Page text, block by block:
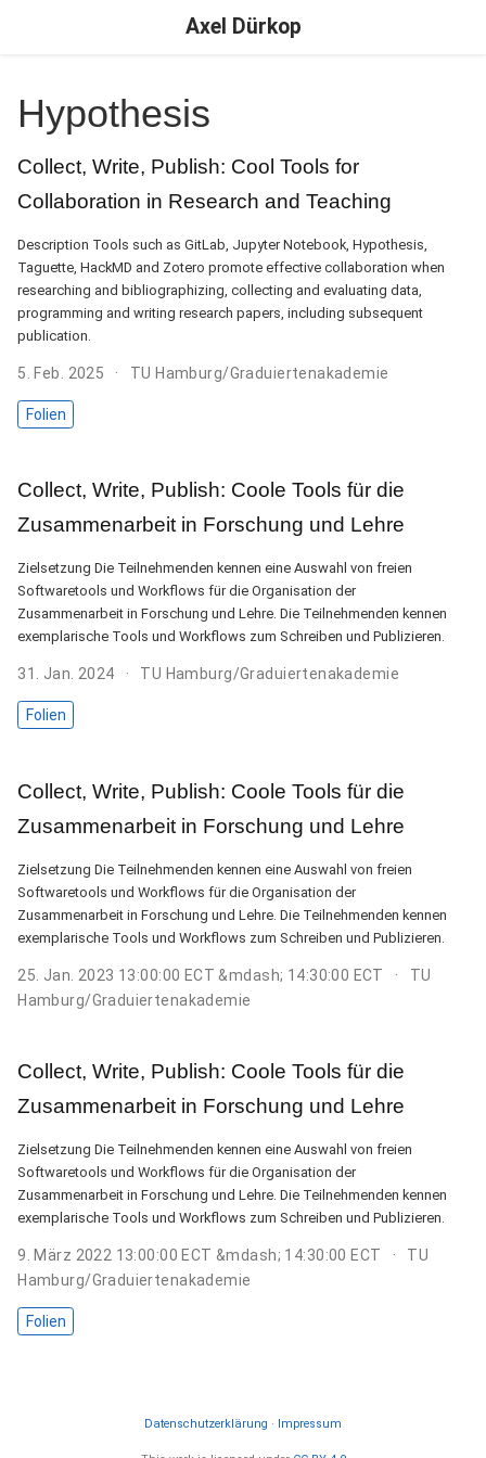
Axel Dürkop
Hypothesis
Collect, Write, Publish: Cool Tools for
Collaboration in Research and Teaching
Description Tools such as GitLab, Jupyter Notebook, Hypothesis,
Taguette, HackMD and Zotero promote effective collaboration when
researching and bibliographizing, collecting and evaluating data,
programming and writing research papers, including subsequent
publication.
5. Feb. 2025 TU Hamburg/Graduiertenakademie
Folien
Collect, Write, Publish: Coole Tools für die
Zusammenarbeit in Forschung und Lehre
Zielsetzung Die Teilnehmenden kennen eine Auswahl von freien
Softwaretools und Workflows für die Organisation der
Zusammenarbeit in Forschung und Lehre. Die Teilnehmenden kennen
exemplarische Tools und Workflows zum Schreiben und Publizieren.
31. Jan. 2024 TU Hamburg/Graduiertenakademie
Folien
Collect, Write, Publish: Coole Tools für die
Zusammenarbeit in Forschung und Lehre
Zielsetzung Die Teilnehmenden kennen eine Auswahl von freien
Softwaretools und Workflows für die Organisation der
Zusammenarbeit in Forschung und Lehre. Die Teilnehmenden kennen
exemplarische Tools und Workflows zum Schreiben und Publizieren.
25. Jan. 2023 13:00:00 ECT &mdash; 14:30:00 ECT
TU
Hamburg/Graduiertenakademie
Collect, Write, Publish: Coole Tools für die
Zusammenarbeit in Forschung und Lehre
Zielsetzung Die Teilnehmenden kennen eine Auswahl von freien
Softwaretools und Workflows für die Organisation der
Zusammenarbeit in Forschung und Lehre. Die Teilnehmenden kennen
exemplarische Tools und Workflows zum Schreiben und Publizieren.
9. März 2022 13:00:00 ECT &mdash; 14:30:00 ECT
TU
Hamburg/Graduiertenakademie
Folien
Datenschutzerklärung · Impressum